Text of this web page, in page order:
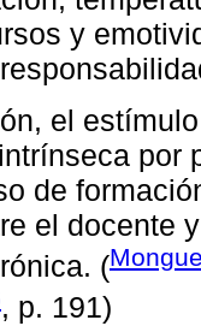
y
el
por
de
el docente
(
, p. 191)